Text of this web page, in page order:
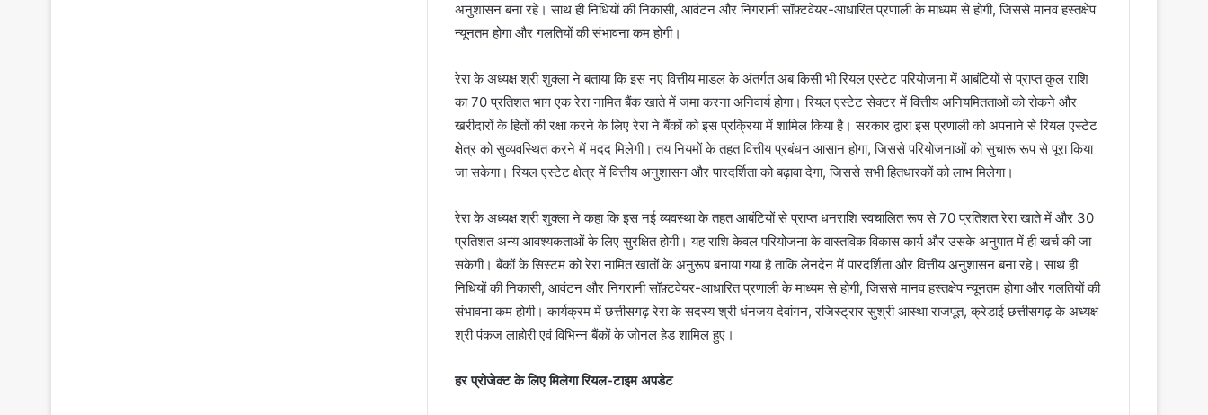
अनुशासन बना रहे। साथ ही निधियों की निकासी, आवंटन और निगरानी सॉफ़्टवेयर-आधारित प्रणाली के माध्यम से होगी, जिससे मानव हस्तक्षेप
न्यूनतम होगा और गलतियों की संभावना कम होगी।
रेरा के अध्यक्ष श्री शुक्ला ने बताया कि इस नए वित्तीय माडल के अंतर्गत अब किसी भी रियल एस्टेट परियोजना में आबंटियों से प्राप्त कुल राशि
का 70 प्रतिशत भाग एक रेरा नामित बैंक खाते में जमा करना अनिवार्य होगा। रियल एस्टेट सेक्टर में वित्तीय अनियमितताओं को रोकने और
खरीदारों के हितों की रक्षा करने के लिए रेरा ने बैंकों को इस प्रक्रिया में शामिल किया है। सरकार द्वारा इस प्रणाली को अपनाने से रियल एस्टेट
क्षेत्र को सुव्यवस्थित करने में मदद मिलेगी। तय नियमों के तहत वित्तीय प्रबंधन आसान होगा, जिससे परियोजनाओं को सुचारू रूप से पूरा किया
जा सकेगा। रियल एस्टेट क्षेत्र में वित्तीय अनुशासन और पारदर्शिता को बढ़ावा देगा, जिससे सभी हितधारकों को लाभ मिलेगा।
रेरा के अध्यक्ष श्री शुक्ला ने कहा कि इस नई व्यवस्था के तहत आबंटियों से प्राप्त धनराशि स्वचालित रूप से 70 प्रतिशत रेरा खाते में और 30
प्रतिशत अन्य आवश्यकताओं के लिए सुरक्षित होगी। यह राशि केवल परियोजना के वास्तविक विकास कार्य और उसके अनुपात में ही खर्च की जा
सकेगी। बैंकों के सिस्टम को रेरा नामित खातों के अनुरूप बनाया गया है ताकि लेनदेन में पारदर्शिता और वित्तीय अनुशासन बना रहे। साथ ही
निधियों की निकासी, आवंटन और निगरानी सॉफ़्टवेयर-आधारित प्रणाली के माध्यम से होगी, जिससे मानव हस्तक्षेप न्यूनतम होगा और गलतियों की
संभावना कम होगी। कार्यक्रम में छत्तीसगढ़ रेरा के सदस्य श्री धंनजय देवांगन, रजिस्ट्रार सुश्री आस्था राजपूत, क्रेडाई छत्तीसगढ़ के अध्यक्ष
श्री पंकज लाहोरी एवं विभिन्न बैंकों के जोनल हेड शामिल हुए।
हर प्रोजेक्ट के लिए मिलेगा रियल-टाइम अपडेट